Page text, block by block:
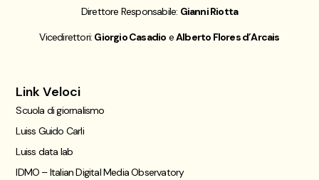
Direttore Responsabile: Gianni Riotta
Vicedirettori: Giorgio Casadio eAlberto Flores d’Arcais
Link Veloci
Scuola di giornalismo
Luiss Guido Carli
Luiss data lab
IDMO – Italian Digital Media Observatory